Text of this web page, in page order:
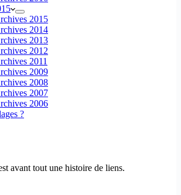
2015
2014
2013
2012
2011
2009
2008
2007
2006
?
avant tout une histoire de liens.